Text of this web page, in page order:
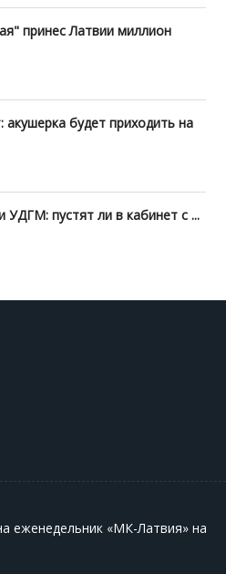
принес Латвии миллион
будет приходить на
пустят ли в кабинет с ...
еженедельник «МК-Латвия» на